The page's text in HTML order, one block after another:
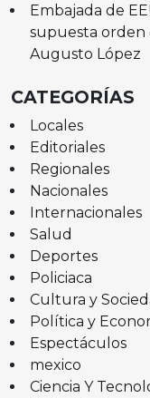
Embajada de
supuesta orden
Augusto López
CATEGORÍAS
Locales
Editoriales
Regionales
Nacionales
Internacionales
Salud
Deportes
Policiaca
Cultura y
Política y
Espectáculos
mexico
Ciencia Y